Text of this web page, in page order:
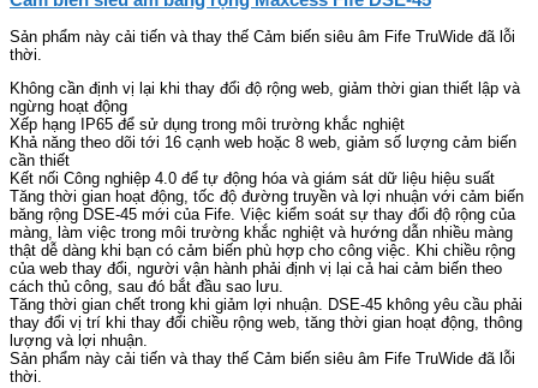
Sản phẩm này cải tiến và thay thế Cảm biến siêu âm Fife TruWide đã lỗi
thời.
Không cần định vị lại khi thay đổi độ rộng web, giảm thời gian thiết lập và
ngừng hoạt động
Xếp hạng IP65 để sử dụng trong môi trường khắc nghiệt
Khả năng theo dõi tới 16 cạnh web hoặc 8 web, giảm số lượng cảm biến
cần thiết
Kết nối Công nghiệp 4.0 để tự động hóa và giám sát dữ liệu hiệu suất
Tăng thời gian hoạt động, tốc độ đường truyền và lợi nhuận với cảm biến
băng rộng DSE-45 mới của Fife. Việc kiểm soát sự thay đổi độ rộng của
màng, làm việc trong môi trường khắc nghiệt và hướng dẫn nhiều màng
thật dễ dàng khi bạn có cảm biến phù hợp cho công việc. Khi chiều rộng
của web thay đổi, người vận hành phải định vị lại cả hai cảm biến theo
cách thủ công, sau đó bắt đầu sao lưu.
Tăng thời gian chết trong khi giảm lợi nhuận. DSE-45 không yêu cầu phải
thay đổi vị trí khi thay đổi chiều rộng web, tăng thời gian hoạt động, thông
lượng và lợi nhuận.
Sản phẩm này cải tiến và thay thế Cảm biến siêu âm Fife TruWide đã lỗi
thời.